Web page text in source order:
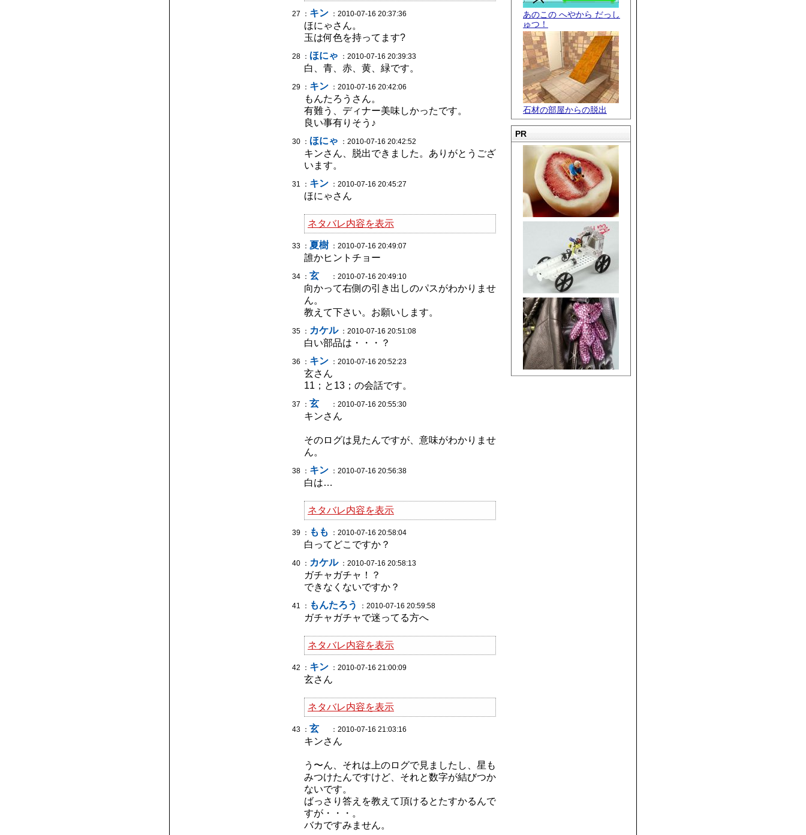
あのこの へやから だっし
ゅつ！
石材の部屋からの脱出
PR
27 ： キン ：2010-07-16 20:37:36
ほにゃさん。
玉は何色を持ってます?
28 ： ほにゃ ：2010-07-16 20:39:33
白、青、赤、黄、緑です。
29 ： キン ：2010-07-16 20:42:06
もんたろうさん。
有難う、ディナー美味しかったです。
良い事有りそう♪
30 ： ほにゃ ：2010-07-16 20:42:52
キンさん、脱出できました。ありがとうござ
います。
31 ： キン ：2010-07-16 20:45:27
ほにゃさん
ネタバレ内容を表示
33 ： 夏樹 ：2010-07-16 20:49:07
誰かヒントチョー
34 ： 玄 ：2010-07-16 20:49:10
向かって右側の引き出しのパスがわかりませ
ん。
教えて下さい。お願いします。
35 ： カケル：2010-07-16 20:51:08
白い部品は・・・？
36 ： キン ：2010-07-16 20:52:23
玄さん
11；と13；の会話です。
37 ： 玄 ：2010-07-16 20:55:30
キンさん
そのログは見たんですが、意味がわかりませ
ん。
38 ： キン ：2010-07-16 20:56:38
白は…
ネタバレ内容を表示
39 ： もも ：2010-07-16 20:58:04
白ってどこですか？
40 ： カケル：2010-07-16 20:58:13
ガチャガチャ！？
できなくないですか？
41 ： もんたろう ：2010-07-16 20:59:58
ガチャガチャで迷ってる方へ
ネタバレ内容を表示
42 ： キン ：2010-07-16 21:00:09
玄さん
ネタバレ内容を表示
43 ： 玄 ：2010-07-16 21:03:16
キンさん
う〜ん、それは上のログで見ましたし、星も
みつけたんですけど、それと数字が結びつか
ないです。
ばっさり答えを教えて頂けるとたすかるんで
すが・・・。
バカですみません。